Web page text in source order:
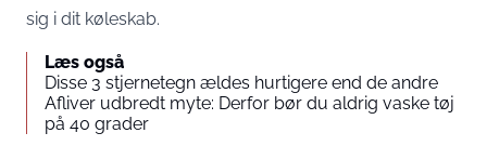
sig i dit køleskab.
Læs også
Disse 3 stjernetegn ældes hurtigere end de andre
Afliver udbredt myte: Derfor bør du aldrig vaske tøj
på 40 grader